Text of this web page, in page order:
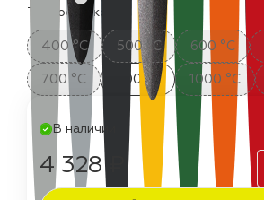
Термостойкость:
400 °C 500 °C 600 °C
700 °C
800 °C 1000 °C
В наличии
4 328 ₽